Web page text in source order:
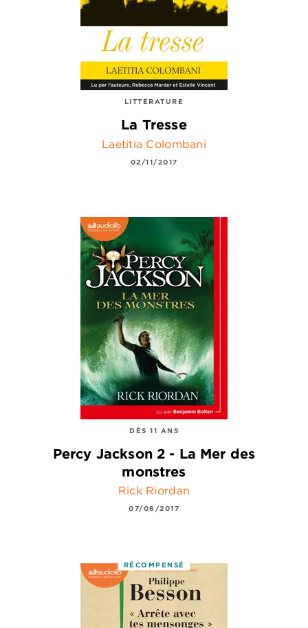
LITTÉRATURE
La Tresse
Laetitia Colombani
02/11/2017
DÈS 11 ANS
Percy Jackson 2 - La Mer des
monstres
Rick Riordan
07/06/2017
RÉCOMPENSÉ